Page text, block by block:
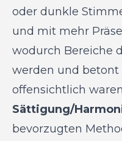
oder dunkle
und mit mehr
wodurch Bereiche
werden und betont
offensichtlich
Sättigung/
bevorzugten